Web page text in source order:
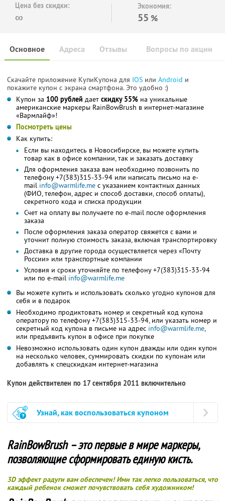
Цена без скидки:
∞
Экономия:
55 %
Основное Отзывы Вопросы по акции
Адреса
Скачайте приложение КупиКупона для IOS или Android и
покажите купон с экрана смартфона. Это удобно :)
Купон за 100 рублей дает скидку 55% на уникальные
американские маркеры RainBowBrush в интернет-магазине
«Вармлайф»!
Посмотреть цены
Как купить:
Если вы находитесь в Новосибирске, вы можете купить
товар как в офисе компании, так и заказать доставку
Для оформления заказа вам необходимо позвонить по
телефону +7(383)315-33-94 или написать письмо на e-
mail info@warmlife.me с указанием контактных данных
(ФИО, телефон, адрес и способ доставки, способ оплаты),
секретного кода и списка продукции
Счет на оплату вы получаете по e-mail после оформления
заказа
После оформления заказа оператор свяжется с вами и
уточнит полную стоимость заказа, включая транспортировку
Доставка в другие города осуществляется через «Почту
России» или транспортные компании
Условия и сроки уточняйте по телефону +7(383)315-33-94
или по e-mail info@warmlife.me
Вы можете купить и использовать сколько угодно купонов для
себя и в подарок
Необходимо продиктовать номер и секретный код купона
оператору по телефону +7(383)315-33-94, или указать номер и
секретный код купона в письме на адрес info@warmlife.me,
или предъявить купон в офисе при покупке
Невозможно использовать один купон дважды или один купон
на несколько человек, суммировать скидки по купонам или
добавлять к спецскидкам интернет-магазина
Купон действителен по 17 сентября 2011 включительно
Узнай, как воспользоваться купоном
RainBowBrush – это первые в мире маркеры,
позволяющие сформировать единую кисть.
3D эффект радуги вам обеспечен! Ими так легко пользоваться, что
каждый ребенок сможет почувствовать себя художником!